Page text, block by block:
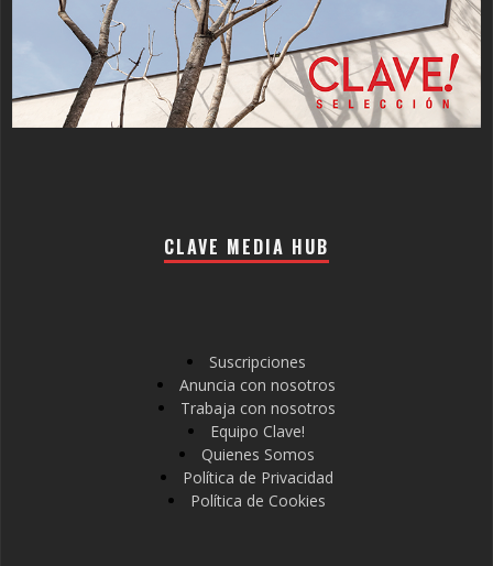
CLAVE MEDIA HUB
Suscripciones
Anuncia con nosotros
Trabaja con nosotros
Equipo Clave!
Quienes Somos
Política de Privacidad
Política de Cookies